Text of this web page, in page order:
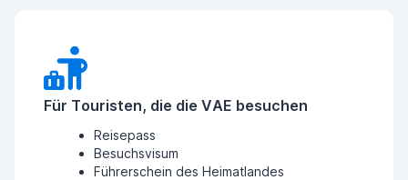
Für Touristen, die die VAE besuchen
Reisepass
Besuchsvisum
Führerschein des Heimatlandes